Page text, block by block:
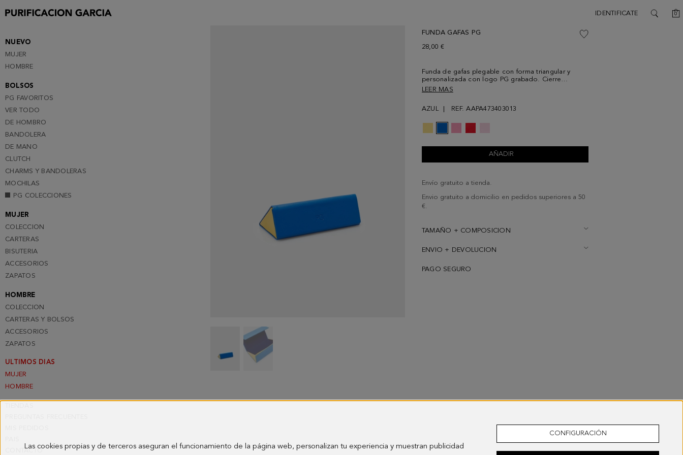
Las cookies propias y de terceros aseguran el funcionamiento de la página web, personalizan tu experiencia y muestran publicidad
CONFIGURACIÓN
IDENTIFICATE SEARCH
0
NUEVO
MUJER
HOMBRE
BOLSOS
PG FAVORITOS
VER TODO
DE HOMBRO
BANDOLERA
DE MANO
CLUTCH
CHARMS Y BANDOLERAS
MOCHILAS
PG COLECCIONES
MUJER
COLECCION
CARTERAS
BISUTERIA
ACCESORIOS
ZAPATOS
HOMBRE
COLECCION
CARTERAS Y BOLSOS
ACCESORIOS
ZAPATOS
ULTIMOS DIAS
MUJER
HOMBRE
CONTACTO
PG
PG
FUNDA GAFAS PG
28,00 €
Funda de gafas plegable con forma triangular y
personalizada con logo PG grabado. Cierre
magnético e interior de terciopelo suave.
LEER MAS
AZUL REF. AAPA473403013
AÑADIR
Envío gratuito a tienda.
Envio gratuito a domicilio en pedidos superiores a 50
€.
TAMAÑO + COMPOSICION
ENVIO + DEVOLUCION
PAGO SEGURO